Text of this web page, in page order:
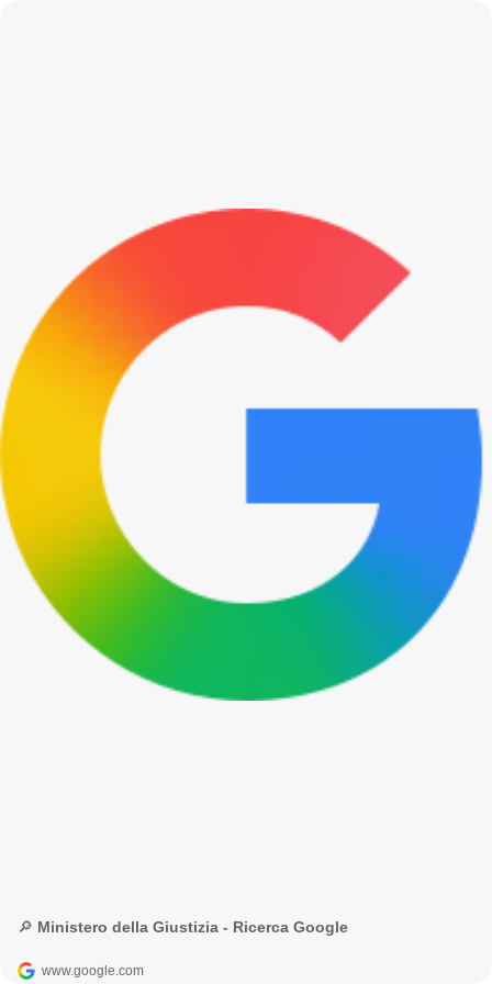
🔎 Ministero della Giustizia - Ricerca Google
www.google.com